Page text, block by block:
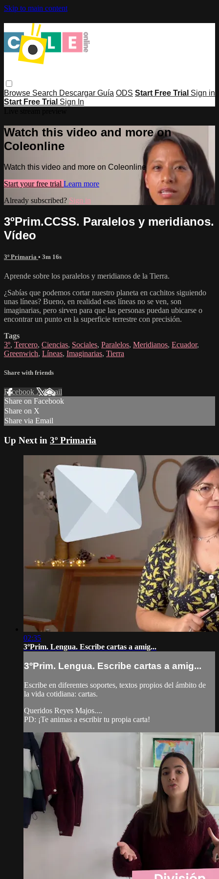
Skip to main content
Browse Search Descargar Guía ODS Start Free Trial Sign in
Start Free Trial Sign In
Watch this video and more on
Coleonline
Watch this video and more on Coleonline
Start your free trial Learn more
Already subscribed? Sign in
3ºPrim.CCSS. Paralelos y meridianos.
Vídeo
3º Primaria • 3m 16s
Aprende sobre los paralelos y meridianos de la Tierra.
¿Sabías que podemos cortar nuestro planeta en cachitos siguiendo
unas líneas? Bueno, en realidad esas líneas no se ven, son
imaginarias, pero sirven para que las personas puedan ubicarse o
encontrar un punto en la superficie terrestre con precisión.
Tags
3º, Tercero, Ciencias, Sociales, Paralelos, Meridianos, Ecuador,
Greenwich, Líneas, Imaginarias, Tierra
Share with friends
Facebook XEmail
Share on Facebook
Share on X
Share via Email
Up Next in 3º Primaria
02:35
3ºPrim. Lengua. Escribe cartas a amig...
3ºPrim. Lengua. Escribe cartas a amig...
Escribe en diferentes soportes, textos propios del ámbito de
la vida cotidiana: cartas.
Queridos Reyes Majos....
PD: ¡Te animas a escribir tu propia carta!